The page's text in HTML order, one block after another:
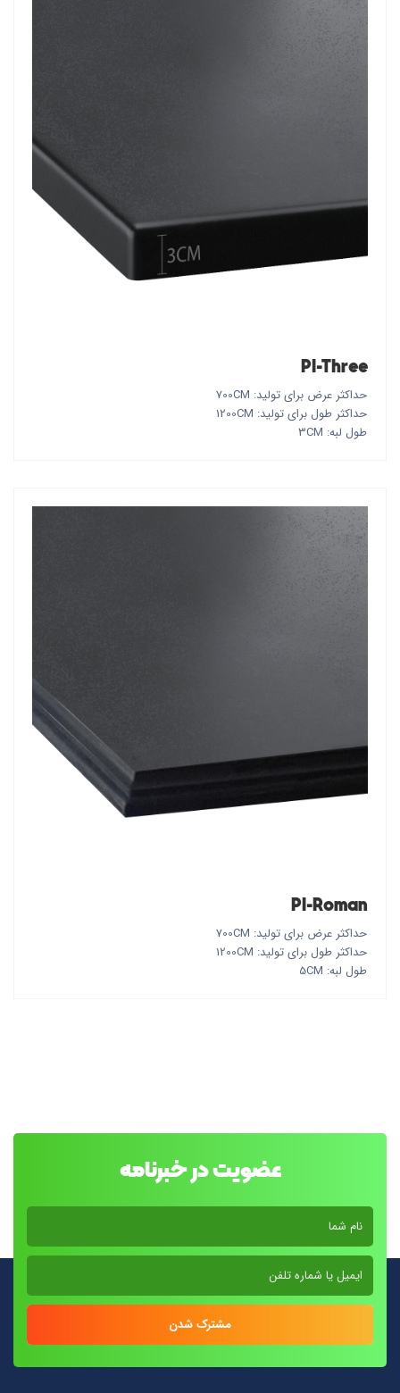
PI-Three
حداکثر عرض برای تولید: 700CM
حداکثر طول برای تولید: 1200CM
طول لبه: 3CM
PI-Roman
حداکثر عرض برای تولید: 700CM
حداکثر طول برای تولید: 1200CM
طول لبه: 5CM
عضویت در خبرنامه
مشترک شدن